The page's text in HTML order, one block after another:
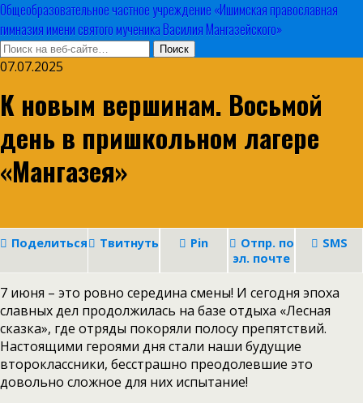
Общеобразовательное частное учреждение «Ишимская православная
гимназия имени святого мученика Василия Мангазейского»
07.07.2025
К новым вершинам. Восьмой
день в пришкольном лагере
«Мангазея»
Поделиться Твитнуть Pin
Отпр. по
эл. почте
SMS
7 июня – это ровно середина смены! И сегодня эпоха
славных дел продолжилась на базе отдыха «Лесная
сказка», где отряды покоряли полосу препятствий.
Настоящими героями дня стали наши будущие
второклассники, бесстрашно преодолевшие это
довольно сложное для них испытание!